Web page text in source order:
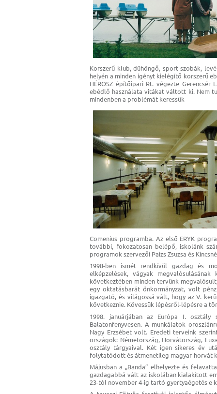
Korszerű klub, dühöngő, sport szobák,
helyén a minden igényt kielégítő korszerű
HÉROSZ építőipari Rt. végezte Gerencsér
ebédlő használata vitákat váltott ki. Nem
mindenben a problémát keressük
Comenius programba. Az első ERYK
további, fokozatosan belépő, iskolánk
programok szervezői Paizs Zsuzsa és
1998-ben ismét rendkívül gazdag és
elképzelések, vágyak
következtében minden tervünk
egy oktatásbarát önkormányzat, volt
igazgató, és világossá vált, hogy az V.
következnie. Kövessük lépésről-lépésre a
1998. januárjában az Európa I. osztály
Balatonfenyvesen. A munkálatok
Nagy Erzsébet volt. Eredeti terveink
országok: Németország, Horvátország,
osztály tárgyaival. Két igen sikeres év
folytatódott és átmenetileg magyar-horvát
Májusban a „Banda” elhelyezte és
gazdagabbá vált az iskolában kialakított
23-tól november 4-ig tartó gyertyaégetés e